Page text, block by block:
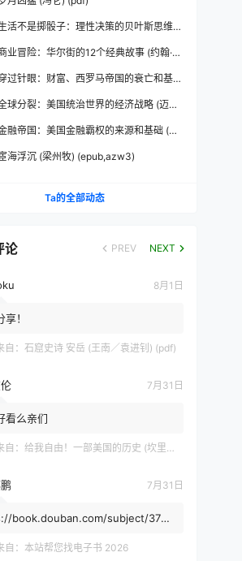
活不是掷骰子：理性决策的贝叶斯思维
业冒险：华尔街的12个经典故事 (约翰·布
过针眼：财富、西罗马帝国的衰亡和基
球分裂：美国统治世界的经济战略 (迈克
融帝国：美国金融霸权的来源和基础 (迈
海浮沉 (梁州牧) (epub,azw3)
Ta的全部动态
论 PREV NEXT
8月1日
！
自： 石窟史诗 安岳 (王南／袁进钊) (pdf)
7月31日
看么亲们
自： 给我自由！一部美国的历史 (坎里克·方纳／埃里克·方纳) (mobi+azw3+epub)
7月31日
book.douban.com/subject/3725
自： 本站帮您找电子书 2026